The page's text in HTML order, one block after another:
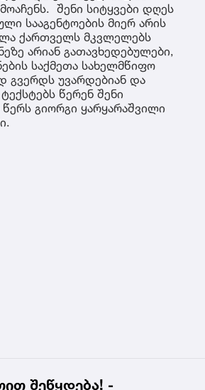
შენი სიტყვები დღეს
სააგენტოების მიერ არის
ქართველს მკვლელებს
არიან გათავხედებულები,
საქმეთა სახელმწიფო
გვერდს უვარდებიან და
წერენ შენი
გიორგი ყარყარაშვილი
შეწყდება! -